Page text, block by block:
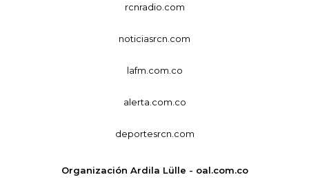
rcnradio.com
noticiasrcn.com
lafm.com.co
alerta.com.co
deportesrcn.com
Organización Ardila Lülle - oal.com.co